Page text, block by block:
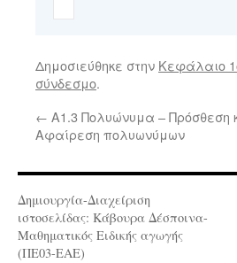
Δημοσιεύθηκε στην Κεφάλαιο
σύνδεσμο.
← Α1.3 Πολυώνυμα – Πρόσθεση
Αφαίρεση πολυωνύμων
Δημιουργία-Διαχείριση
ιστοσελίδας: Κάβουρα Δέσποινα-
Μαθηματικός Ειδικής αγωγής
(ΠΕ03-ΕΑΕ)